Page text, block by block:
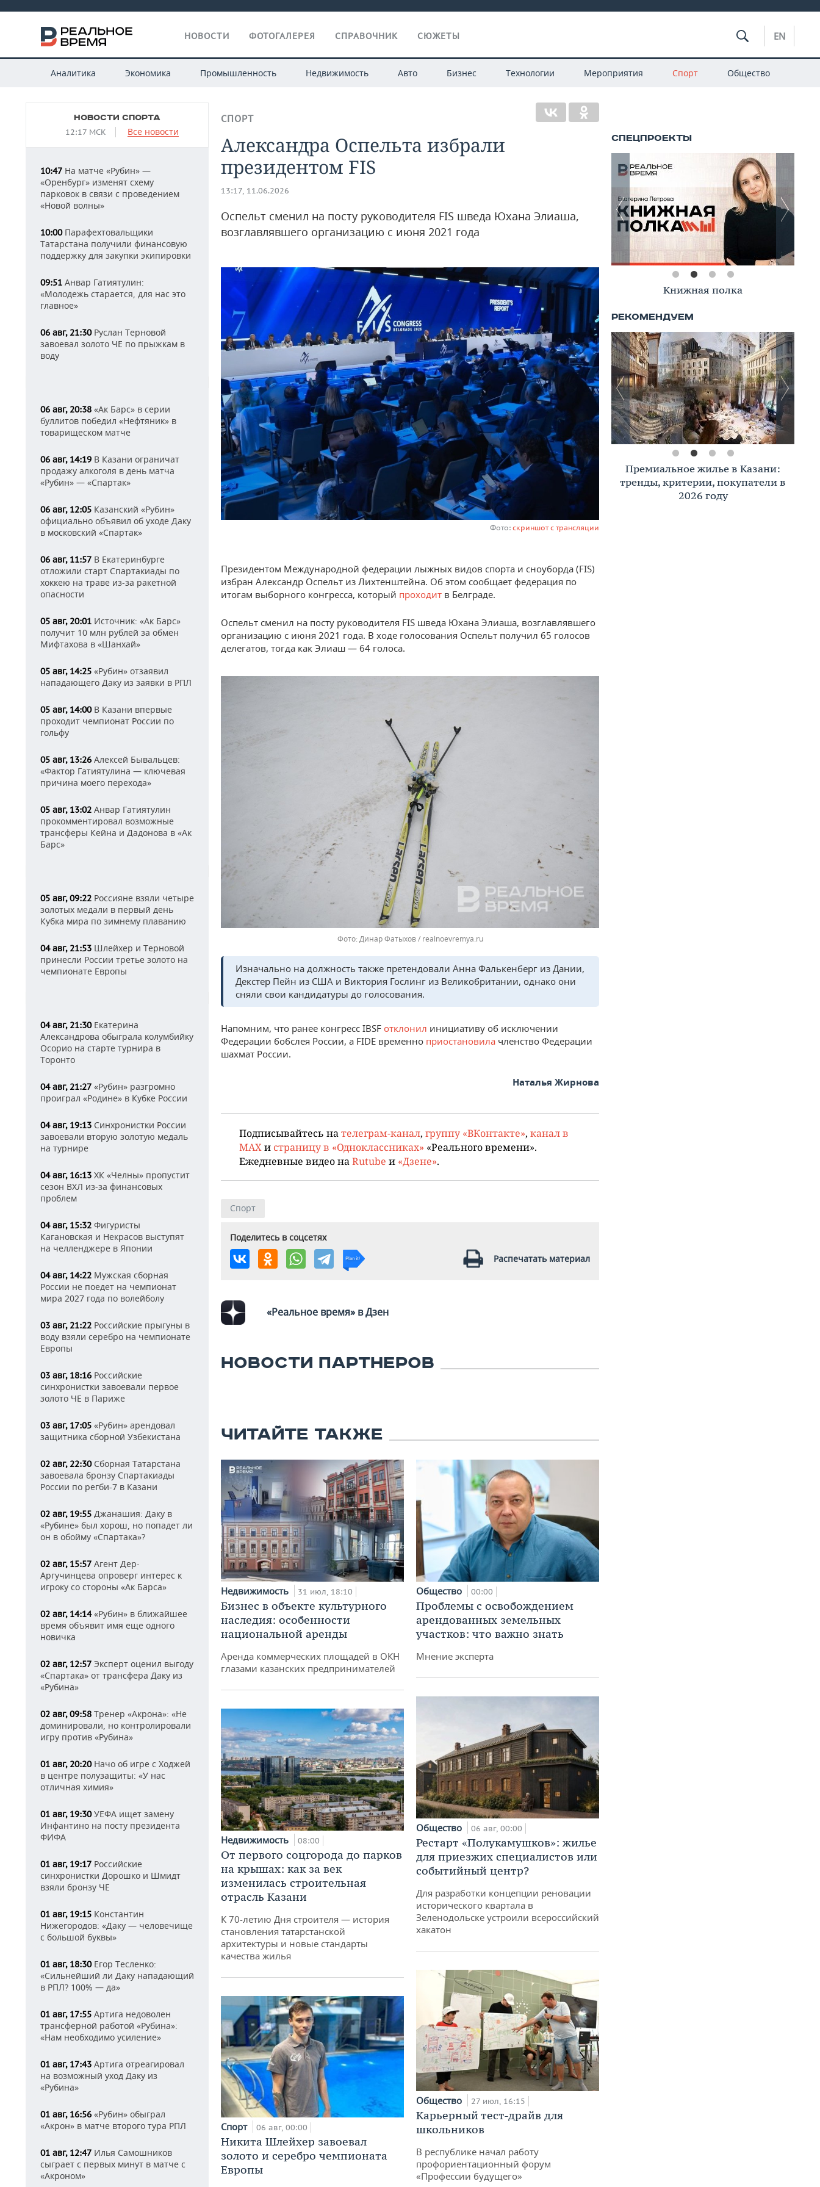
НОВОСТИ ФОТОГАЛЕРЕЯ СПРАВОЧНИК СЮЖЕТЫ EN
Аналитика Экономика Промышленность Недвижимость Авто Бизнес Технологии Мероприятия Спорт Общество
НОВОСТИ СПОРТА
12:17 МСК Все новости
10:47 На матче «Рубин» —
«Оренбург» изменят схему
парковок в связи с проведением
«Новой волны»
10:00Парафехтовальщики
Татарстана получили финансовую
поддержку для закупки экипировки
09:51 Анвар Гатиятулин:
«Молодежь старается, для нас это
главное»
06 авг, 21:30Руслан Терновой
завоевал золото ЧЕ по прыжкам в
воду
06 авг, 20:38 «Ак Барс» в серии
буллитов победил «Нефтяник» в
товарищеском матче
06 авг, 14:19 В Казани ограничат
продажу алкоголя в день матча
«Рубин» — «Спартак»
06 авг, 12:05 Казанский «Рубин»
официально объявил об уходе Даку
в московский «Спартак»
06 авг, 11:57 В Екатеринбурге
отложили старт Спартакиады по
хоккею на траве из-за ракетной
опасности
05 авг, 20:01 Источник: «Ак Барс»
получит 10 млн рублей за обмен
Мифтахова в «Шанхай»
05 авг, 14:25 «Рубин» отзаявил
нападающего Даку из заявки в РПЛ
05 авг, 14:00В Казани впервые
проходит чемпионат России по
гольфу
05 авг, 13:26 Алексей Бывальцев:
«Фактор Гатиятулина — ключевая
причина моего перехода»
05 авг, 13:02 Анвар Гатиятулин
прокомментировал возможные
трансферы Кейна и Дадонова в «Ак
Барс»
05 авг, 09:22 Россияне взяли четыре
золотых медали в первый день
Кубка мира по зимнему плаванию
04 авг, 21:53 Шлейхер и Терновой
принесли России третье золото на
чемпионате Европы
04 авг, 21:30Екатерина
Александрова обыграла колумбийку
Осорио на старте турнира в
Торонто
04 авг, 21:27 «Рубин» разгромно
проиграл «Родине» в Кубке России
04 авг, 19:13 Синхронистки России
завоевали вторую золотую медаль
на турнире
04 авг, 16:13 ХК «Челны» пропустит
сезон ВХЛ из-за финансовых
проблем
04 авг, 15:32 Фигуристы
Кагановская и Некрасов выступят
на челленджере в Японии
04 авг, 14:22 Мужская сборная
России не поедет на чемпионат
мира 2027 года по волейболу
03 авг, 21:22 Российские прыгуны в
воду взяли серебро на чемпионате
Европы
03 авг, 18:16 Российские
синхронистки завоевали первое
золото ЧЕ в Париже
03 авг, 17:05 «Рубин» арендовал
защитника сборной Узбекистана
02 авг, 22:30Сборная Татарстана
завоевала бронзу Спартакиады
России по регби-7 в Казани
02 авг, 19:55 Джанашия: Даку в
«Рубине» был хорош, но попадет ли
он в обойму «Спартака»?
02 авг, 15:57 Агент Дер-
Аргучинцева опроверг интерес к
игроку со стороны «Ак Барса»
02 авг, 14:14«Рубин» в ближайшее
время объявит имя еще одного
новичка
02 авг, 12:57 Эксперт оценил выгоду
«Спартака» от трансфера Даку из
«Рубина»
02 авг, 09:58 Тренер «Акрона»: «Не
доминировали, но контролировали
игру против «Рубина»
01 авг, 20:20Начо об игре с Ходжей
в центре полузащиты: «У нас
отличная химия»
01 авг, 19:30УЕФА ищет замену
Инфантино на посту президента
ФИФА
01 авг, 19:17 Российские
синхронистки Дорошко и Шмидт
взяли бронзу ЧЕ
01 авг, 19:15 Константин
Нижегородов: «Даку — человечище
с большой буквы»
01 авг, 18:30Егор Тесленко:
«Сильнейший ли Даку нападающий
в РПЛ? 100% — да»
01 авг, 17:55 Артига недоволен
трансферной работой «Рубина»:
«Нам необходимо усиление»
01 авг, 17:43 Артига отреагировал
на возможный уход Даку из
«Рубина»
01 авг, 16:56 «Рубин» обыграл
«Акрон» в матче второго тура РПЛ
01 авг, 12:47 Илья Самошников
сыграет с первых минут в матче с
«Акроном»
СПОРТ
Александра Оспельта избрали
президентом FIS
13:17, 11.06.2026
Оспельт сменил на посту руководителя FIS шведа Юхана Элиаша,
возглавлявшего организацию с июня 2021 года
Фото: скриншот с трансляции
Президентом Международной федерации лыжных видов спорта и сноуборда (FIS)
избран Александр Оспельт из Лихтенштейна. Об этом сообщает федерация по
итогам выборного конгресса, который проходит в Белграде.
Оспельт сменил на посту руководителя FIS шведа Юхана Элиаша, возглавлявшего
организацию с июня 2021 года. В ходе голосования Оспельт получил 65 голосов
делегатов, тогда как Элиаш — 64 голоса.
Динар Фатыхов / realnoevremya.ru
Изначально на должность также претендовали Анна Фалькенберг из Дании,
Декстер Пейн из США и Виктория Гослинг из Великобритании, однако они
сняли свои кандидатуры до голосования.
Напомним, что ранее конгресс IBSF отклонил инициативу об исключении
Федерации бобслея России, а FIDE временно приостановила членство Федерации
шахмат России.
Наталья Жирнова
Подписывайтесь на телеграм-канал, группу «ВКонтакте», канал в
MAX и страницу в «Одноклассниках» «Реального времени».
Ежедневные видео на Rutube и «Дзене».
Спорт
Поделитесь в соцсетях
Распечатать материал
«Реальное время» в Дзен
НОВОСТИ ПАРТНЕРОВ
ЧИТАЙТЕ ТАКЖЕ
Недвижимость 31 июл, 18:10
Бизнес в объекте культурного
наследия: особенности
национальной аренды
Аренда коммерческих площадей в ОКН
глазами казанских предпринимателей
Недвижимость 08:00
От первого соцгорода до парков
на крышах: как за век
изменилась строительная
отрасль Казани
К 70-летию Дня строителя — история
становления татарстанской
архитектуры и новые стандарты
качества жилья
Спорт 06 авг, 00:00
Никита Шлейхер завоевал
золото и серебро чемпионата
Европы
Общество 00:00
Проблемы с освобождением
арендованных земельных
участков: что важно знать
Мнение эксперта
Общество 06 авг, 00:00
Рестарт «Полукамушков»: жилье
для приезжих специалистов или
событийный центр?
Для разработки концепции реновации
исторического квартала в
Зеленодольске устроили всероссийский
хакатон
Общество 27 июл, 16:15
Карьерный тест-драйв для
школьников
В республике начал работу
профориентационный форум
«Профессии будущего»
Книжная полка
Премиальное жилье в Казани:
тренды, критерии, покупатели в
2026 году